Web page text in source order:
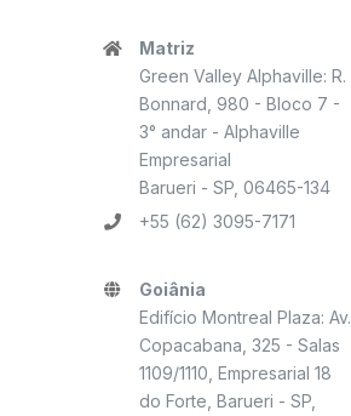
Matriz
Green Valley Alphaville: R.
Bonnard, 980 - Bloco 7 -
3° andar - Alphaville
Empresarial
Barueri - SP, 06465-134
+55 (62) 3095-7171
Goiânia
Edifício Montreal Plaza: Av.
Copacabana, 325 - Salas
1109/1110, Empresarial 18
do Forte, Barueri - SP,